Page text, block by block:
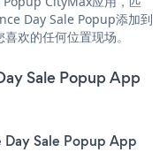
Day Sale Popup添加到
欢的任何位置现场。
Sale Popup App
Sale Popup App